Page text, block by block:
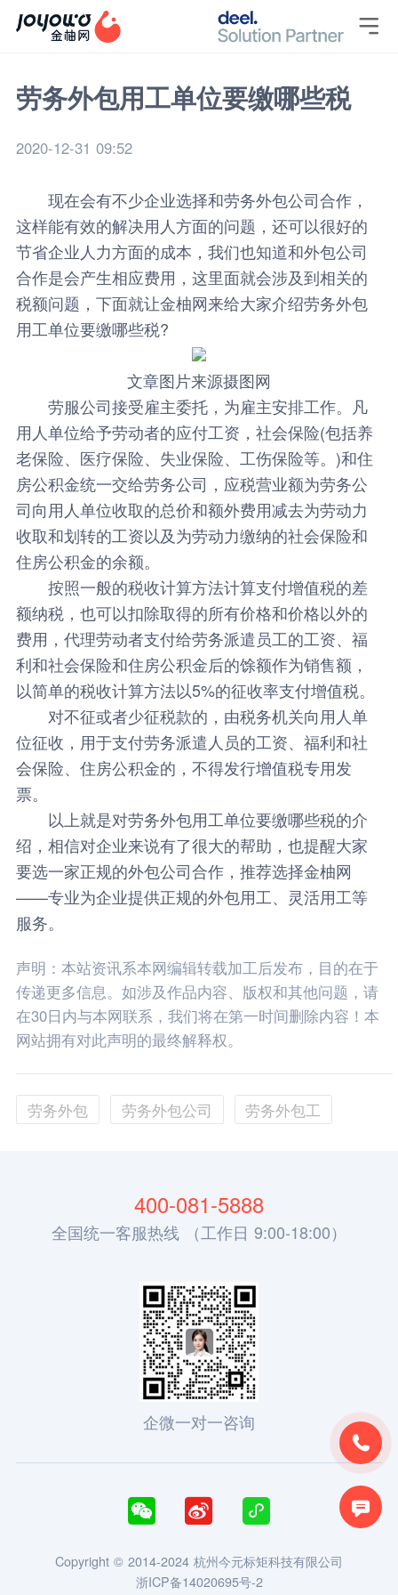

劳务外包用工单位要缴哪些税
2020-12-31 09:52
现在会有不少企业选择和劳务外包公司合作，
这样能有效的解决用人方面的问题，还可以很好的
节省企业人力方面的成本，我们也知道和外包公司
合作是会产生相应费用，这里面就会涉及到相关的
税额问题，下面就让金柚网来给大家介绍劳务外包
用工单位要缴哪些税?
文章图片来源摄图网
劳服公司接受雇主委托，为雇主安排工作。凡
用人单位给予劳动者的应付工资，社会保险(包括养
老保险、医疗保险、失业保险、工伤保险等。)和住
房公积金统一交给劳务公司，应税营业额为劳务公
司向用人单位收取的总价和额外费用减去为劳动力
收取和划转的工资以及为劳动力缴纳的社会保险和
住房公积金的余额。
按照一般的税收计算方法计算支付增值税的差
额纳税，也可以扣除取得的所有价格和价格以外的
费用，代理劳动者支付给劳务派遣员工的工资、福
利和社会保险和住房公积金后的馀额作为销售额，
以简单的税收计算方法以5%的征收率支付增值税。
对不征或者少征税款的，由税务机关向用人单
位征收，用于支付劳务派遣人员的工资、福利和社
会保险、住房公积金的，不得发行增值税专用发
票。
以上就是对劳务外包用工单位要缴哪些税的介
绍，相信对企业来说有了很大的帮助，也提醒大家
要选一家正规的外包公司合作，推荐选择金柚网
——专业为企业提供正规的外包用工、灵活用工等
服务。
声明：本站资讯系本网编辑转载加工后发布，目的在于
传递更多信息。如涉及作品内容、版权和其他问题，请
在30日内与本网联系，我们将在第一时间删除内容！本
网站拥有对此声明的最终解释权。
劳务外包 劳务外包公司 劳务外包工


400-081-5888
全国统一客服热线 （工作日 9:00-18:00）
企微一对一咨询
  
Copyright © 2014-2024 杭州今元标矩科技有限公司
浙ICP备14020695号-2